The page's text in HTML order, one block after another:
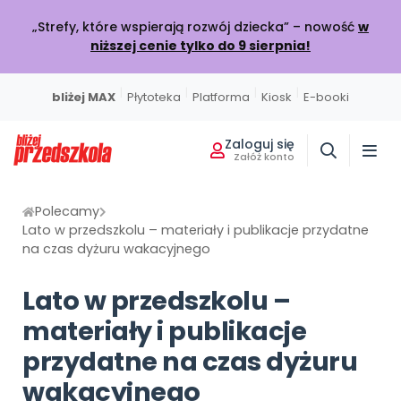
„Strefy, które wspierają rozwój dziecka” – nowość w
niższej cenie tylko do 9 sierpnia!
bliżej MAX Płytoteka Platforma Kiosk E-booki
Zaloguj się
Załóż konto
Miesięcznik
W BIEŻĄCYM WYDANIU
Bieżący numer
Zamów prenumeratę
Prenumerata miesięcznika
Sklep
POLECAMY
Przedsprzedaż w sklepie
Nasze publikacje
Książki i materiały edukacyjne
Akademia Edukacji
KATALOG SZKOLEŃ
Szkolenia online
Otwarte
Szkolenia stacjonarne
Zamknięte
Usługi on-line
BLIŻEJ MAX
7000+ utworów
Platforma Edukacyjna
Filmy i animacje
Kiosk Online
Projekty i Akcje
Kumpelkowo
Czuciaki
Emocje i relacje
Witaminki
Zdrowe nawyki
Społeczność
BLIŻEJ PRZEDSZKOLA
Podziel się wiedzą
Wpisy
Dołącz do dyskusji
Konkursy
Polecamy
Lato w przedszkolu – materiały i publikacje przydatne
na czas dyżuru wakacyjnego
Lato w przedszkolu –
materiały i publikacje
przydatne na czas dyżuru
wakacyjnego